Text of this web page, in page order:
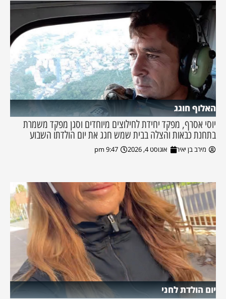
האלוף חוגג
יוסי אסרף, מפקד יחידת לחילוצים מיוחדים וסגן מפקד משמרת
בתחנת כבאות והצלה בבית שמש חגג את יום הולדתו השבוע
מירב בן יאיר אוגוסט 4, 2026 9:47 pm
יום הולדת לחני